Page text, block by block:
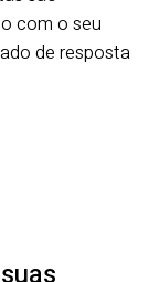
com o seu
de resposta